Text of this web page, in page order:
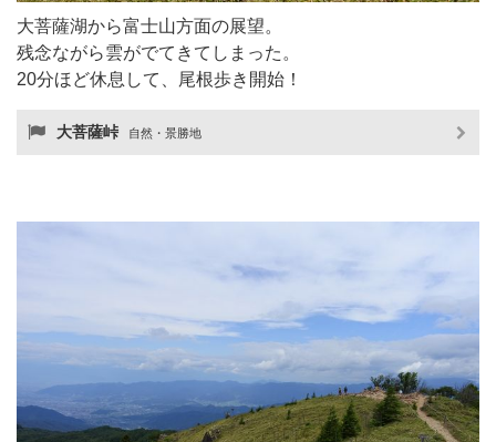
大菩薩湖から富士山方面の展望。
残念ながら雲がでてきてしまった。
20分ほど休息して、尾根歩き開始！
大菩薩峠 自然・景勝地